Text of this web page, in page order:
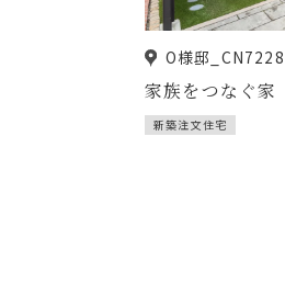
O様邸_CN7228
家族をつなぐ家
新築注文住宅